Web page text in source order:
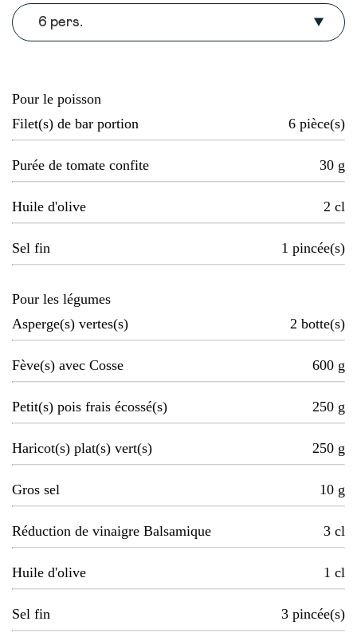
6 pers.
Pour le poisson
Filet(s) de bar portion
6 pièce(s)
Purée de tomate confite 30 g
Huile d'olive 2 cl
Sel fin 1 pincée(s)
Pour les légumes
Asperge(s) vertes(s)
2 botte(s)
Fève(s) avec Cosse 600 g
Petit(s) pois frais écossé(s) 250 g
Haricot(s) plat(s) vert(s) 250 g
Gros sel 10 g
Réduction de vinaigre Balsamique 3 cl
Huile d'olive 1 cl
Sel fin 3 pincée(s)